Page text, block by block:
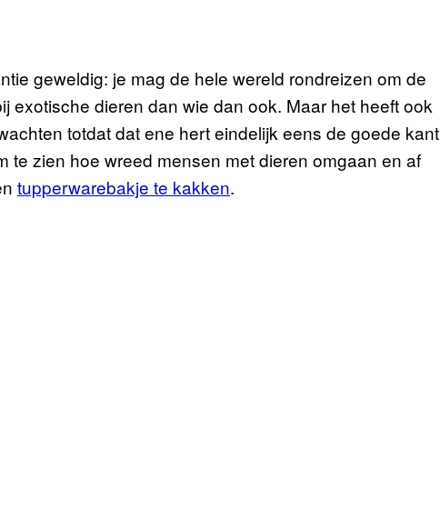
geweldig: je mag de hele wereld rondreizen om de
exotische dieren dan wie dan ook. Maar het heeft ook
totdat dat ene hert eindelijk eens de goede kant
te zien hoe wreed mensen met dieren omgaan en af
tupperwarebakje te kakken.